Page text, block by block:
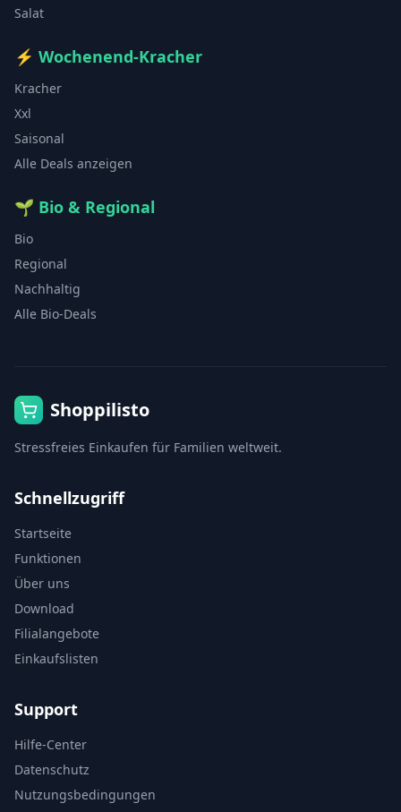
Salat
⚡ Wochenend-Kracher
Kracher
Xxl
Saisonal
Alle Deals anzeigen
🌱 Bio & Regional
Bio
Regional
Nachhaltig
Alle Bio-Deals
Shoppilisto
Stressfreies Einkaufen für Familien weltweit.
Schnellzugriff
Startseite
Funktionen
Über uns
Download
Filialangebote
Einkaufslisten
Support
Hilfe-Center
Datenschutz
Nutzungsbedingungen